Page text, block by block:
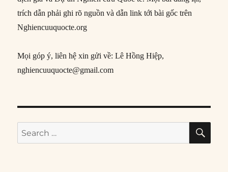
trích dẫn phải ghi rõ nguồn và dẫn link tới bài gốc trên
Nghiencuuquocte.org
Mọi góp ý, liên hệ xin gửi về: Lê Hồng Hiệp,
nghiencuuquocte@gmail.com
Search
for: